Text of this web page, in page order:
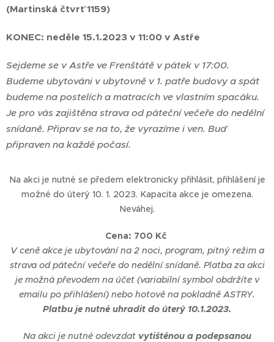
(Martinská čtvrť 1159)
KONEC: neděle 15.1.2023 v 11:00 v Astře
Sejdeme se v Astře ve Frenštátě v pátek v 17:00.
Budeme ubytováni v ubytovně v 1. patře budovy a spát
budeme na postelích a matracích ve vlastním spacáku.
Je pro vás zajištěna strava od páteční večeře do nedělní
snídaně. Připrav se na to, že vyrazíme i ven. Buď
připraven na každé počasí.
Na akci je nutné se předem elektronicky přihlásit, přihlášení je
možné do úterý 10. 1. 2023. Kapacita akce je omezena.
Neváhej.
Cena: 700 Kč
V ceně akce je ubytování na 2 noci, program, pitný režim a
strava od páteční večeře do nedělní snídaně. Platba za akci
je možná převodem na účet (variabilní symbol obdržíte v
emailu po přihlášení) nebo hotově na pokladně ASTRY.
Platbu je nutné uhradit do úterý 10.1.2023.
Na akci je nutné odevzdat vytištěnou a podepsanou